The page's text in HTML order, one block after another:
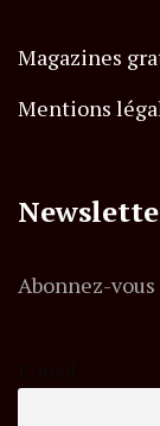
Magazines
Mentions
Abonnez-